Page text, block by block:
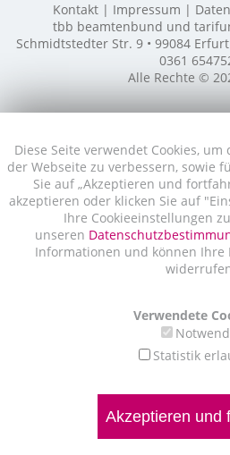
Diese Seite verwendet Cookies,
der Webseite zu verbessern, sowie
Sie auf „Akzeptieren und
akzeptieren oder klicken Sie auf
Ihre Cookieeinstellungen
unseren
Informationen und können Ihre
Verwendete
Statistik
Akzeptieren und
Kontakt Impressum
tbb beamtenbund und
Schmidtstedter Str. 9 • 99084 Erfurt
0361
Alle Rechte ©